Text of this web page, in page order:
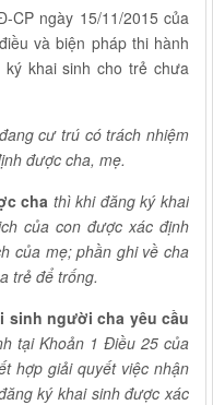
CP ngày 15/11/2015 của
và biện pháp thi hành
khai sinh cho trẻ chưa
cư trú có trách nhiệm
được cha, mẹ.
cha thì khi đăng ký khai
của con được xác định
của mẹ; phần ghi về cha
trẻ để trống.
sinh người cha yêu cầu
tại Khoản 1 Điều 25 của
hợp giải quyết việc nhận
ký khai sinh được xác